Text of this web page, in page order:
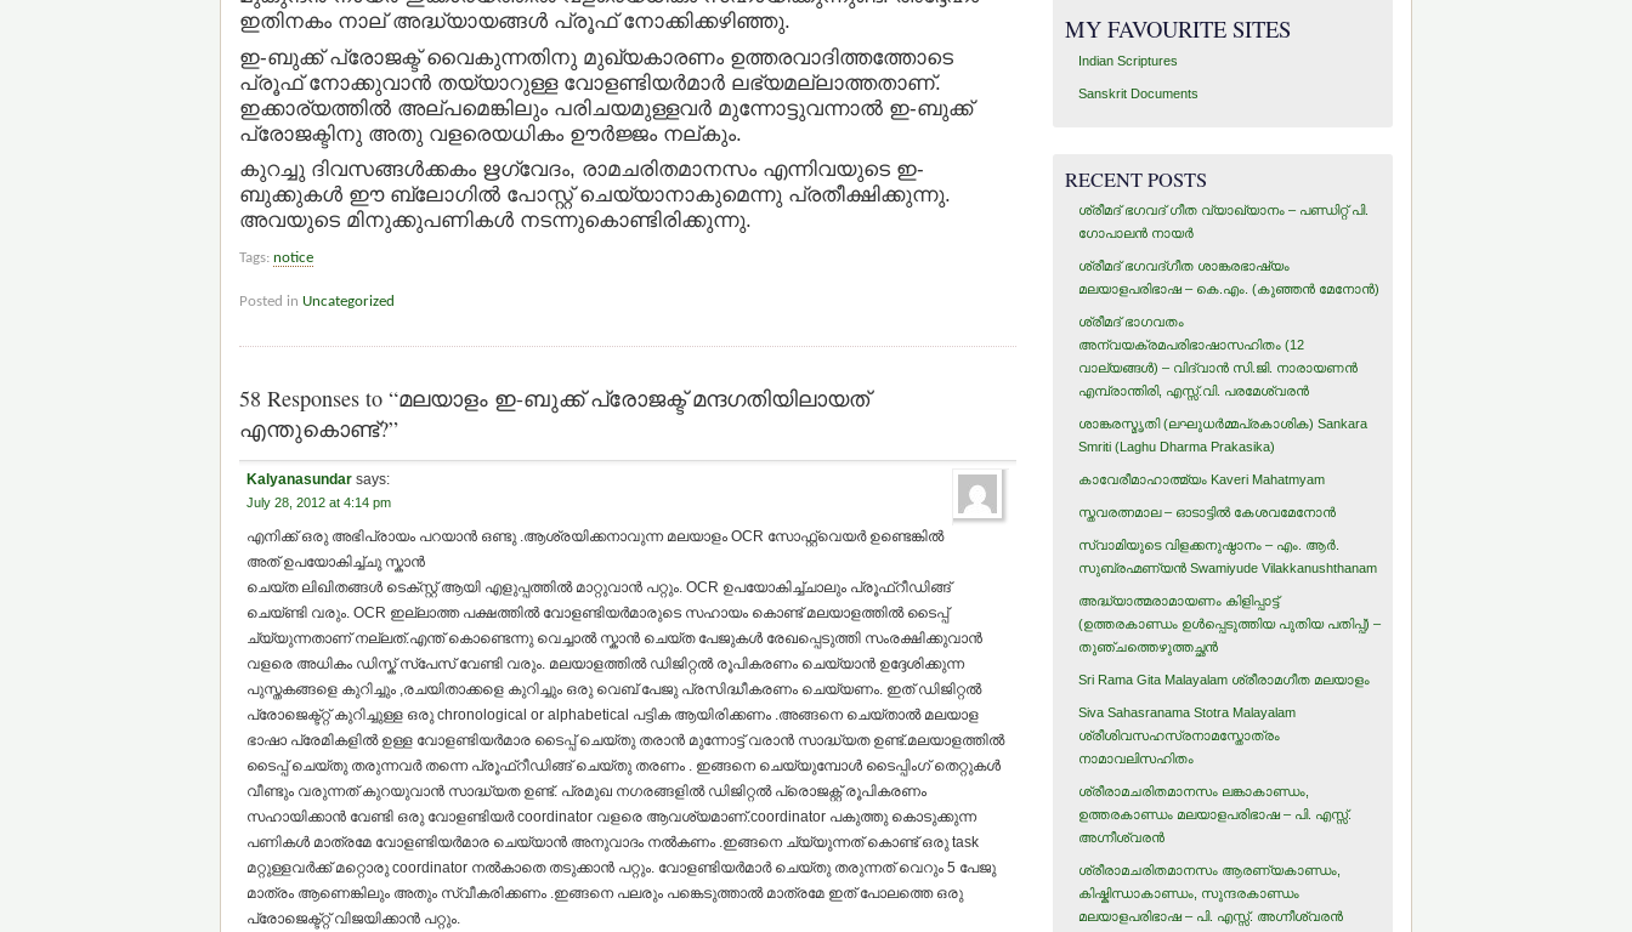
ഇതിനകം നാല് അദ്ധ്യായങ്ങള്‍ പ്രൂഫ് നോക്കിക്കഴിഞ്ഞു.
ഇ-ബുക്ക് പ്രോജക്ട് വൈകുന്നതിനു മുഖ്യകാരണം ഉത്തരവാദിത്തത്തോടെ
പ്രൂഫ് നോക്കുവാന്‍ തയ്യാറുള്ള വോളണ്ടിയര്‍മാര്‍ ലഭ്യമല്ലാത്തതാണ്.
ഇക്കാര്യത്തില്‍ അല്പമെങ്കിലും പരിചയമുള്ളവര്‍ മുന്നോട്ടുവന്നാല്‍ ഇ-ബുക്ക്
പ്രോജക്ടിനു അതു വളരെയധികം ഊര്‍ജ്ജം നല്കും.
കുറച്ചു ദിവസങ്ങള്‍ക്കകം ഋഗ്വേദം, രാമചരിതമാനസം എന്നിവയുടെ ഇ-
ബുക്കുകള്‍ ഈ ബ്ലോഗില്‍ പോസ്റ്റ് ചെയ്യാനാകുമെന്നു പ്രതീക്ഷിക്കുന്നു.
അവയുടെ മിനുക്കുപണികള്‍ നടന്നുകൊണ്ടിരിക്കുന്നു.
Tags: notice
Posted in Uncategorized
58 Responses to “മലയാളം ഇ-ബുക്ക് പ്രോജക്ട് മന്ദഗതിയിലായത്
എന്തുകൊണ്ട്?”
Kalyanasundar says:
July 28, 2012 at 4:14 pm
എനിക്ക് ഒരു അഭിപ്രായം പറയാന്‍ ഒണ്ടു .ആശ്രയിക്കനാവുന്ന മലയാളം OCR സോഫ്റ്റ്‌വെയര്‍ ഉണ്ടെങ്കില്‍
അത് ഉപയോകിച്ച്ചു സ്കാന്‍
ചെയ്ത ലിഖിതങ്ങള്‍ ടെക്സ്റ്റ്‌ ആയി എളുപ്പത്തില്‍ മാറ്റുവാന്‍ പറ്റും. OCR ഉപയോകിച്ച്ചാലും പ്രൂഫ്റീഡിങ്ങ്
ചെയ്ണ്ടി വരും. OCR ഇല്ലാത്ത പക്ഷത്തില്‍ വോളണ്ടിയര്‍മാരുടെ സഹായം കൊണ്ട് മലയാളത്തില്‍ ടൈപ്പ്
ച്യ്യുന്നതാണ് നല്ലത്.എന്ത് കൊണ്ടെന്നു വെച്ചാല്‍ സ്കാന്‍ ചെയ്ത പേജുകള്‍ രേഖപ്പെടുത്തി സംരക്ഷിക്കുവാന്‍
വളരെ അധികം ഡിസ്ക് സ്പേസ് വേണ്ടി വരും. മലയാളത്തില്‍ ഡിജിറ്റല്‍ രൂപികരണം ചെയ്യാന്‍ ഉദ്ദേശിക്കുന്ന
പുസ്തകങ്ങളെ കുറിച്ചും ,രചയിതാക്കളെ കുറിച്ചും ഒരു വെബ്‌ പേജു പ്രസിദ്ധീകരണം ചെയ്യണം. ഇത് ഡിജിറ്റല്‍
പ്രോജെക്ട്റ്റ് കുറിച്ചുള്ള ഒരു chronological or alphabetical പട്ടിക ആയിരിക്കണം .അങ്ങനെ ചെയ്‌താല്‍ മലയാള
ഭാഷാ പ്രേമികളില്‍ ഉള്ള വോളണ്ടിയര്‍മാര ടൈപ്പ് ചെയ്തു തരാന്‍ മുന്നോട്ട് വരാന്‍ സാദ്ധ്യത ഉണ്ട്.മലയാളത്തില്‍
ടൈപ്പ് ചെയ്തു തരുന്നവര്‍ തന്നെ പ്രൂഫ്റീഡിങ്ങ് ചെയ്തു തരണം . ഇങ്ങനെ ചെയ്യുമ്പോള്‍ ടൈപ്പിംഗ്‌ തെറ്റുകള്‍
വീണ്ടും വരുന്നത് കുറയുവാന്‍ സാദ്ധ്യത ഉണ്ട്. പ്രമുഖ നഗരങ്ങളില്‍ ഡിജിറ്റല്‍ പ്രൊജക്റ്റ്‌ രൂപികരണം
സഹായിക്കാന്‍ വേണ്ടി ഒരു വോളണ്ടിയര്‍ coordinator വളരെ ആവശ്യമാണ്‌.coordinator പകുത്തു കൊടുക്കുന്ന
പണികള്‍ മാത്രമേ വോളണ്ടിയര്‍മാര ചെയ്യാന്‍ അനുവാദം നല്‍കണം .ഇങ്ങനെ ച്യ്യുന്നത് കൊണ്ട് ഒരു task
മറ്റുള്ളവര്‍ക്ക് മറ്റൊരു coordinator നല്‍കാതെ തടുക്കാന്‍ പറ്റും. വോളണ്ടിയര്‍മാര്‍ ചെയ്തു തരുന്നത് വെറും 5 പേജു
മാത്രം ആണെങ്കിലും അതും സ്വീകരിക്കണം .ഇങ്ങനെ പലരും പങ്കെടുത്താല്‍ മാത്രമേ ഇത് പോലത്തെ ഒരു
പ്രോജെക്ട്റ്റ് വിജയിക്കാന്‍ പറ്റും.
MY FAVOURITE SITES
Indian Scriptures
Sanskrit Documents
RECENT POSTS
ശ്രീമദ് ഭഗവദ് ഗീത വ്യാഖ്യാനം – പണ്ഡിറ്റ് പി.
ഗോപാലന്‍ നായര്‍
ശ്രീമദ് ഭഗവദ്ഗീത ശാങ്കരഭാഷ്യം
മലയാളപരിഭാഷ – കെ.എം. (കുഞ്ഞന്‍ മേനോന്‍)
ശ്രീമദ് ഭാഗവതം
അന്വയക്രമപരിഭാഷാസഹിതം (12
വാല്യങ്ങള്‍) – വിദ്വാന്‍ സി.ജി. നാരായണന്‍
എമ്പ്രാന്തിരി, എസ്സ്.വി. പരമേശ്വരന്‍
ശാങ്കരസ്മൃതി (ലഘുധര്‍മ്മപ്രകാശിക) Sankara
Smriti (Laghu Dharma Prakasika)
കാവേരീമാഹാത്മ്യം Kaveri Mahatmyam
സ്തവരത്നമാല – ഓടാട്ടില്‍ കേശവമേനോന്‍
സ്വാമിയുടെ വിളക്കനുഷ്ഠാനം – എം. ആര്‍.
സുബ്രഹ്മണ്യന്‍ Swamiyude Vilakkanushthanam
അദ്ധ്യാത്മരാമായണം കിളിപ്പാട്ട്‌
(ഉത്തരകാണ്ഡം ഉള്‍പ്പെടുത്തിയ പുതിയ പതിപ്പ്) –
തുഞ്ചത്തെഴുത്തച്ഛന്‍
Sri Rama Gita Malayalam ശ്രീരാമഗീത മലയാളം
Siva Sahasranama Stotra Malayalam
ശ്രീശിവസഹസ്രനാമസ്തോത്രം
നാമാവലിസഹിതം
ശ്രീരാമചരിതമാനസം ലങ്കാകാണ്ഡം,
ഉത്തരകാണ്ഡം മലയാളപരിഭാഷ – പി. എസ്സ്.
അഗ്നീശ്വരന്‍
ശ്രീരാമചരിതമാനസം ആരണ്യകാണ്ഡം,
കിഷ്കിന്ധാകാണ്ഡം, സുന്ദരകാണ്ഡം
മലയാളപരിഭാഷ – പി. എസ്സ്. അഗ്നീശ്വരന്‍